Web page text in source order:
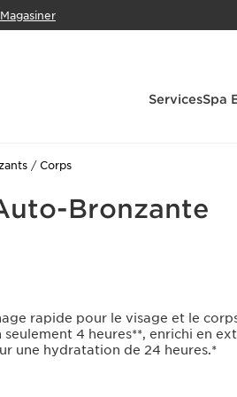
Magasiner
ServicesSpa
Corps
Bronzante
rapide pour le visage et le
4 heures**, enrichi en
une hydratation de 24 heures.*